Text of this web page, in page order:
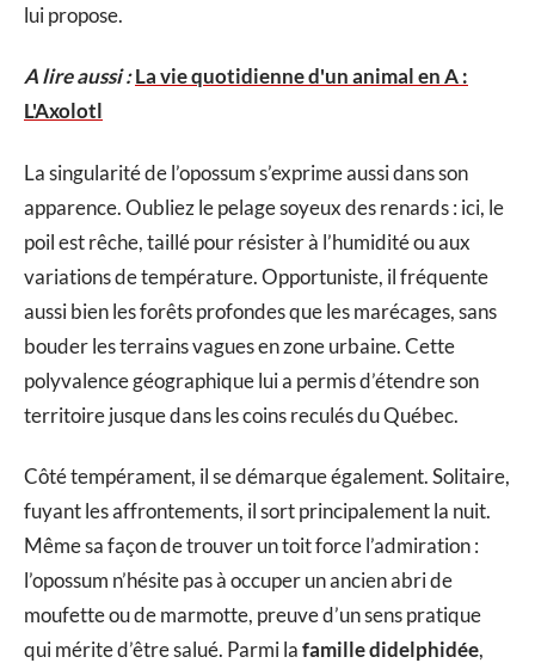
lui propose.
A lire aussi :La vie quotidienne d'un animal en A :
L'Axolotl
La singularité de l’opossum s’exprime aussi dans son
apparence. Oubliez le pelage soyeux des renards : ici, le
poil est rêche, taillé pour résister à l’humidité ou aux
variations de température. Opportuniste, il fréquente
aussi bien les forêts profondes que les marécages, sans
bouder les terrains vagues en zone urbaine. Cette
polyvalence géographique lui a permis d’étendre son
territoire jusque dans les coins reculés du Québec.
Côté tempérament, il se démarque également. Solitaire,
fuyant les affrontements, il sort principalement la nuit.
Même sa façon de trouver un toit force l’admiration :
l’opossum n’hésite pas à occuper un ancien abri de
moufette ou de marmotte, preuve d’un sens pratique
qui mérite d’être salué. Parmi lafamille didelphidée,